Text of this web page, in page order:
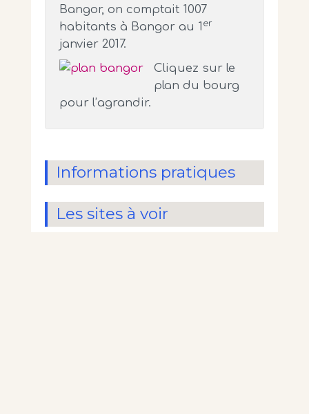
Bangor, on comptait 1007
habitants à Bangor au 1 er
janvier 2017.
Cliquez sur le
plan du bourg
pour l’agrandir.
Informations pratiques
Les sites à voir